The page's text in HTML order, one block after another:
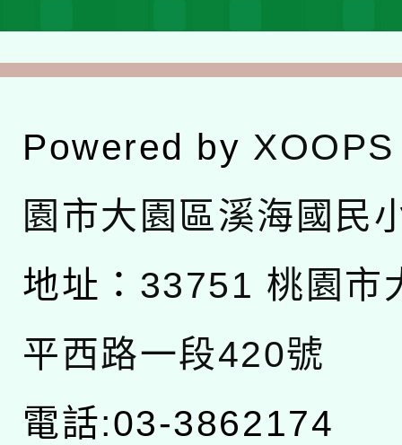
Powered by XOOPS
園市大園區溪海國民
地址： 33751 桃園市
平西路一段420號
電話:03-3862174